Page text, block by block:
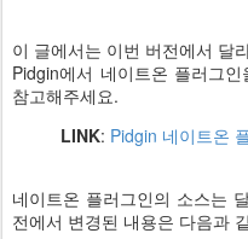
이 글에서는 이번 버전에서 달
Pidgin에서 네이트온 플러그
참고해주세요.
LINK: Pidgin 네이트온
네이트온 플러그인의 소스는
전에서 변경된 내용은 다음과